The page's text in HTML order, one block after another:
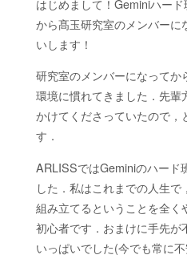
|
D
M
-
O
PL
X
はじめまして！Geminiハー
から髙玉研究室のメンバー
いします！
研究室のメンバーになって
環境に慣れてきました．先輩
かけてくださっていたので
す．
ARLISSではGeminiのハード
した．私はこれまでの人生
組み立てるということを全く
初心者です．おまけに手先
いっぱいでした(今でも常に不